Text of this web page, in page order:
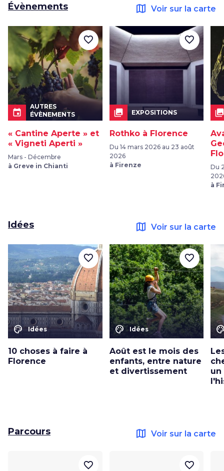
Évènements map Voir sur la carte
event
AUTRES
ÉVÈNEMENTS
« Cantine Aperte » et
« Vigneti Aperti »
Mars - Décembre
à Greve in Chianti
favorite_border
collections EXPOSITIONS
Rothko à Florence
Du 14 mars 2026 au 23 août
2026
à Firenze
favorite_border
Du
à
Idées map Voir sur la carte
color_lens Idées
10 choses à faire à
Florence
favorite_border
color_lens Idées
Août est le mois des
enfants, entre nature
et divertissement
favorite_border
un
Parcours map Voir sur la carte
favorite_border favorite_border